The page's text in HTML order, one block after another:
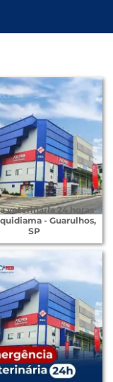
veterinária 24 horas
- Guarulhos,
SP